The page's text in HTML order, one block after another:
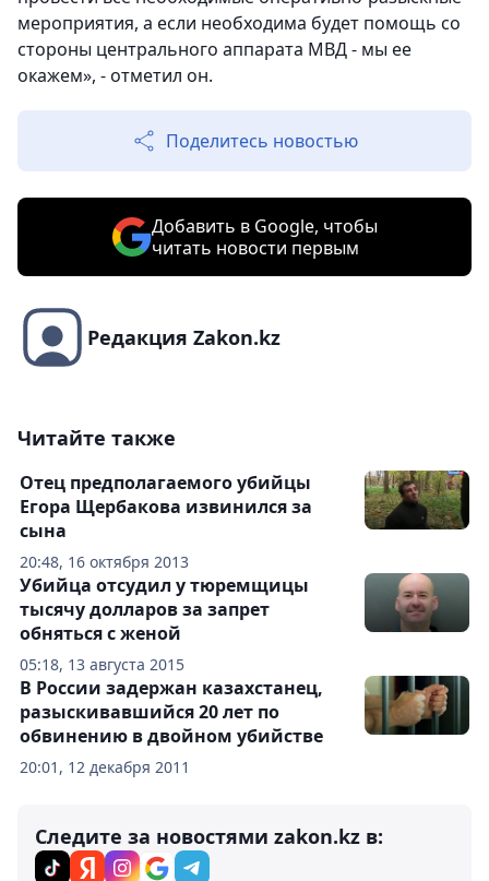
мероприятия, а если необходима будет помощь со
стороны центрального аппарата МВД - мы ее
окажем», - отметил он.
Поделитесь новостью
Добавить в Google, чтобы
читать новости первым
Редакция Zakon.kz
Читайте также
20:48, 16 октября 2013
Отец предполагаемого убийцы
Егора Щербакова извинился за
сына
05:18, 13 августа 2015
Убийца отсудил у тюремщицы
тысячу долларов за запрет
обняться с женой
20:01, 12 декабря 2011
В России задержан казахстанец,
разыскивавшийся 20 лет по
обвинению в двойном убийстве
Следите за новостями zakon.kz в: